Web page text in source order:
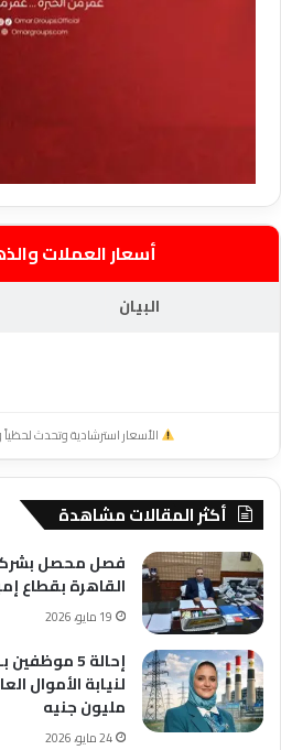
أسعار العملات
البيان
الأسعار استرشادية وتحدث لحظياً
أكثر المقالات مشاهدة
فصل محصل
القاهرة بقطاع
19 مايو، 2026
إحالة 5
مليون جنيه
24 مايو، 2026